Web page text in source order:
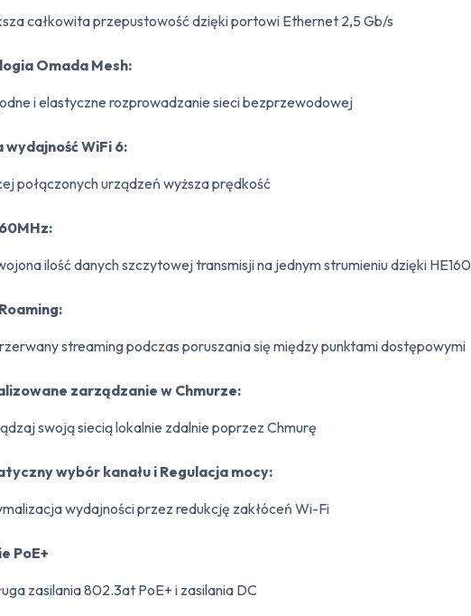
całkowita przepustowość dzięki portowi Ethernet 2,5 Gb/s
Omada Mesh:
i elastyczne rozprowadzanie sieci bezprzewodowej
wydajność WiFi 6:
połączonych urządzeń wyższa prędkość
ilość danych szczytowej transmisji na jednym strumieniu dzięki HE160
streaming podczas poruszania się między punktami dostępowymi
zarządzanie w Chmurze:
swoją siecią lokalnie zdalnie poprzez Chmurę
wybór kanału i Regulacja mocy:
wydajności przez redukcję zakłóceń Wi-Fi
PoE+
zasilania 802.3at PoE+ i zasilania DC